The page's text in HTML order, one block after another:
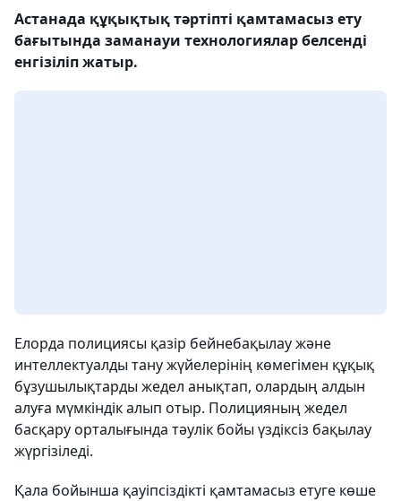
Астанада құқықтық тәртіпті қамтамасыз ету
бағытында заманауи технологиялар белсенді
енгізіліп жатыр.
Елорда полициясы қазір бейнебақылау және
интеллектуалды тану жүйелерінің көмегімен құқық
бұзушылықтарды жедел анықтап, олардың алдын
алуға мүмкіндік алып отыр. Полицияның жедел
басқару орталығында тәулік бойы үздіксіз бақылау
жүргізіледі.
Қала бойынша қауіпсіздікті қамтамасыз етуге көше